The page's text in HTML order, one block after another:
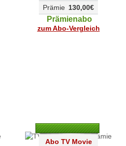
130,00€
Prämie
Prämienabo
zum Abo-Vergleich
Abo TV Movie